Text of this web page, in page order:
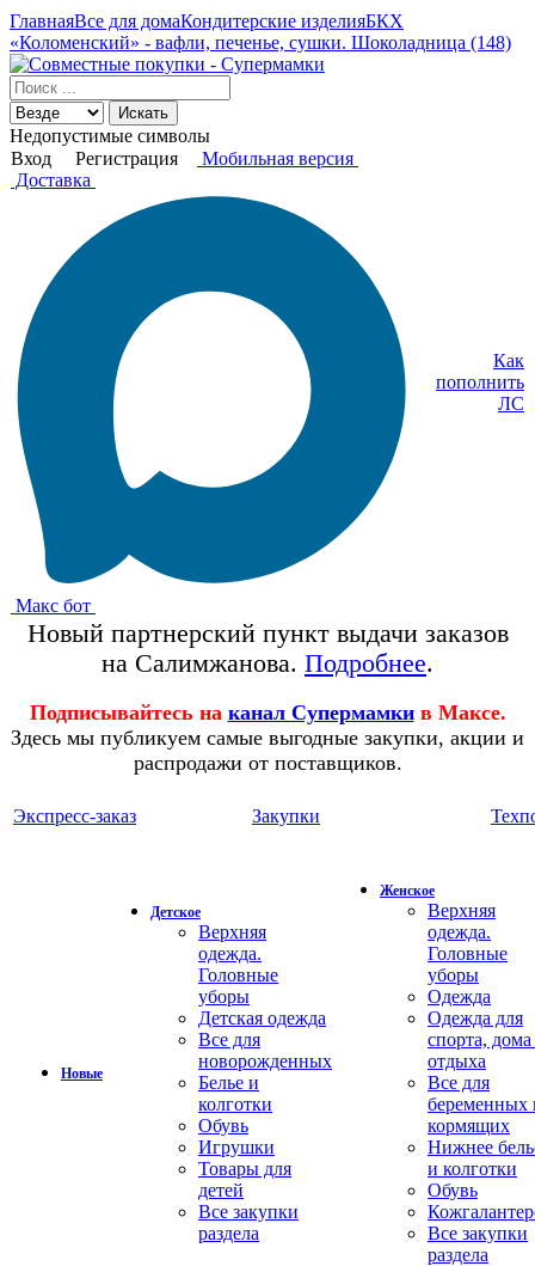
ГлавнаяВсе для домаКондитерские изделияБКХ
«Коломенский» - вафли, печенье, сушки. Шоколадница (148)
Искать
Недопустимые символы
Вход
Регистрация
Мобильная версия
Доставка
Макс бот
Как
пополнить
ЛС
Новый партнерский пункт выдачи заказов
на Салимжанова. Подробнее.
Подписывайтесь на канал Супермамки в Максе.
Здесь мы публикуем самые выгодные закупки, акции и
распродажи от поставщиков.
Экспресс-заказ Закупки
Новые
Детское
Верхняя
одежда.
Головные
уборы
Детская одежда
Все для
новорожденных
Белье и
колготки
Обувь
Игрушки
Товары для
детей
Все закупки
раздела
Женское
Верхняя
одежда.
Головные
уборы
Одежда
Одежда для
спорта,
отдыха
Все для
беременных
кормящих
Нижнее
и колготки
Обувь
Все закупки
раздела